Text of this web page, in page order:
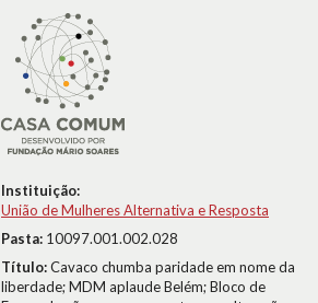
Instituição:
União de Mulheres Alternativa e Resposta
Pasta: 10097.001.002.028
Título:Cavaco chumba paridade em nome da
liberdade; MDM aplaude Belém; Bloco de